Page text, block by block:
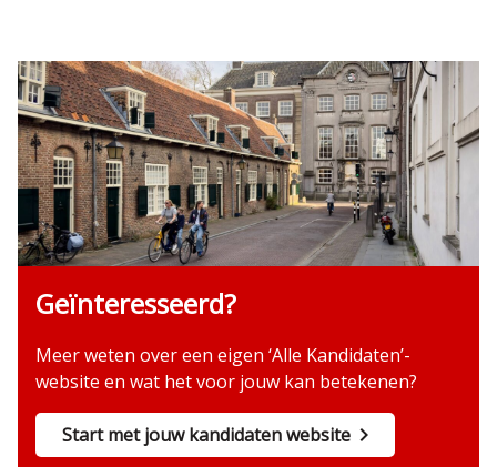
Geïnteresseerd?
Meer weten over een eigen ‘Alle Kandidaten’-
website en wat het voor jouw kan betekenen?
Start met jouw kandidaten website